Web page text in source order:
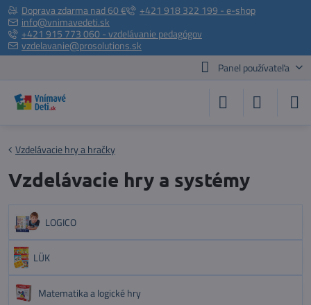
Doprava zdarma nad 60 €
+421 918 322 199 - e-shop
info@vnimavedeti.sk
+421 915 773 060 - vzdelávanie pedagógov
vzdelavanie@prosolutions.sk
Panel používateľa
Vzdelávacie hry a hračky
Vzdelávacie hry a systémy
LOGICO
LÜK
Matematika a logické hry